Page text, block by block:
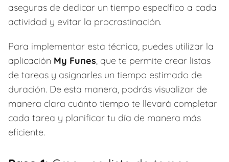
aseguras de dedicar un tiempo específico a cada
actividad y evitar la procrastinación.
Para implementar esta técnica, puedes utilizar la
aplicación My Funes, que te permite crear listas
de tareas y asignarles un tiempo estimado de
duración. De esta manera, podrás visualizar de
manera clara cuánto tiempo te llevará completar
cada tarea y planificar tu día de manera más
eficiente.